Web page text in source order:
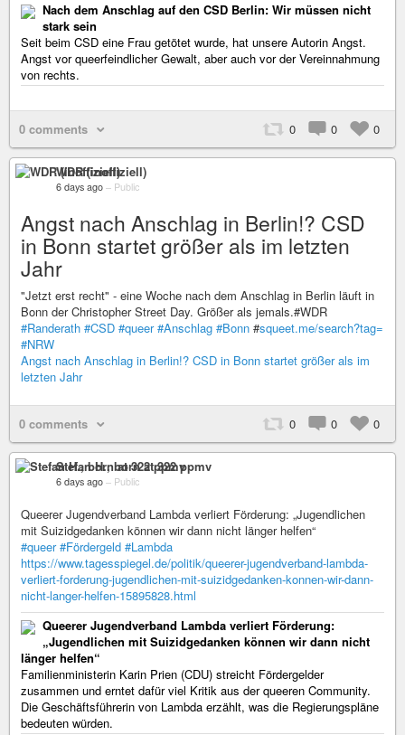
Nach dem Anschlag auf den CSD Berlin: Wir müssen nicht
stark sein
Seit beim CSD eine Frau getötet wurde, hat unsere Autorin Angst.
Angst vor queerfeindlicher Gewalt, aber auch vor der Vereinnahmung
von rechts.
0 comments 0 0 0
WDR (inoffiziell)
6 days ago – Public
Angst nach Anschlag in Berlin!? CSD
in Bonn startet größer als im letzten
Jahr
"Jetzt erst recht" - eine Woche nach dem Anschlag in Berlin läuft in
Bonn der Christopher Street Day. Größer als jemals.#WDR
#Randerath #CSD #queer #Anschlag #Bonn #squeet.me/search?tag=
#NRW
Angst nach Anschlag in Berlin!? CSD in Bonn startet größer als im
letzten Jahr
0 comments 0 0 0
Stefan H., born at 322 ppmv
6 days ago – Public
Queerer Jugendverband Lambda verliert Förderung: „Jugendlichen
mit Suizidgedanken können wir dann nicht länger helfen“
#queer #Fördergeld #Lambda
https://www.tagesspiegel.de/politik/queerer-jugendverband-lambda-
verliert-forderung-jugendlichen-mit-suizidgedanken-konnen-wir-dann-
nicht-langer-helfen-15895828.html
Queerer Jugendverband Lambda verliert Förderung:
„Jugendlichen mit Suizidgedanken können wir dann nicht
länger helfen“
Familienministerin Karin Prien (CDU) streicht Fördergelder
zusammen und erntet dafür viel Kritik aus der queeren Community.
Die Geschäftsführerin von Lambda erzählt, was die Regierungspläne
bedeuten würden.